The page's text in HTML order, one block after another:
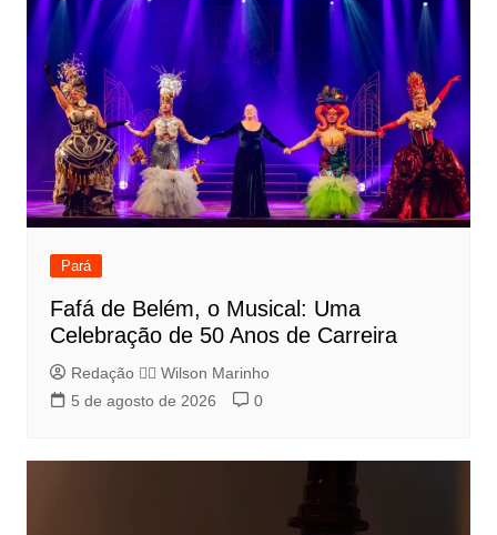
Pará
Fafá de Belém, o Musical: Uma
Celebração de 50 Anos de Carreira
Redação 👨‍⚖️​ Wilson Marinho
5 de agosto de 2026
0